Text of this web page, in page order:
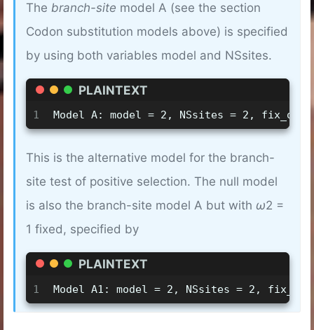
The branch-site model A (see the section
Codon substitution models above) is specified
by using both variables model and NSsites.
PLAINTEXT
1 Model A: model = 2, NSsites = 2,
This is the alternative model for the branch-
site test of positive selection. The null model
is also the branch-site model A but with ω2 =
1 fixed, specified by
PLAINTEXT
1 Model A1: model = 2, NSsites = 2,